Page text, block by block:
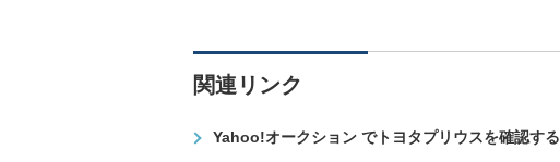
関連リンク
Yahoo!オークション でトヨタプリウスを確認する